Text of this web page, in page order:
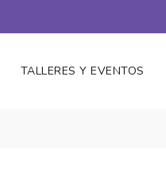
TALLERES Y EVENTOS